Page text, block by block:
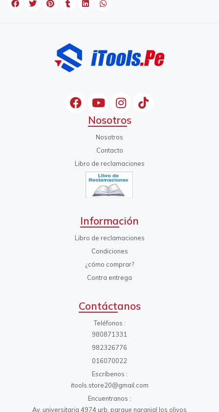
Nosotros
Nosotros
Contacto
Libro de reclamaciones
Información
Libro de reclamaciones
Condiciones
¿cómo comprar?
Contra entrega
Contáctanos
Teléfonos
980871331
982326776
016070022
Escríbenos
itools.store20@gmail.com
Encuentranos
Av. universitaria 4974 urb. parque naranjal los olivos